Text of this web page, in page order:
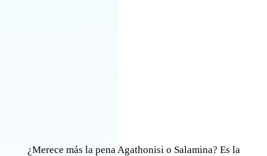
¿Merece más la pena Agathonisi o Salamina? Es la